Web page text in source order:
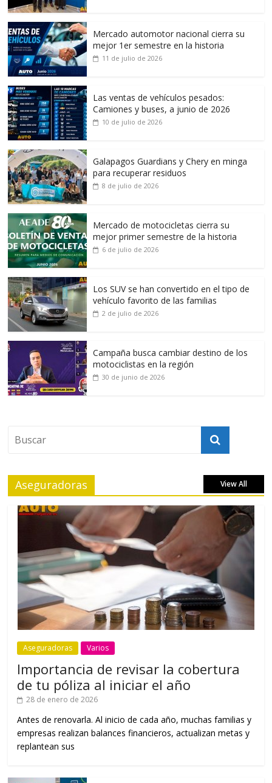
Mercado automotor nacional cierra su
mejor 1er semestre en la historia
11 de julio de 2026
Las ventas de vehículos pesados:
Camiones y buses, a junio de 2026
10 de julio de 2026
Galapagos Guardians y Chery en minga
para recuperar residuos
8 de julio de 2026
Mercado de motocicletas cierra su
mejor primer semestre de la historia
6 de julio de 2026
Los SUV se han convertido en el tipo de
vehículo favorito de las familias
2 de julio de 2026
Campaña busca cambiar destino de los
motociclistas en la región
30 de junio de 2026
Aseguradoras View All
Aseguradoras Varios
Importancia de revisar la cobertura
de tu póliza al iniciar el año
28 de enero de 2026
Antes de renovarla. Al inicio de cada año, muchas familias y
empresas realizan balances financieros, actualizan metas y
replantean sus